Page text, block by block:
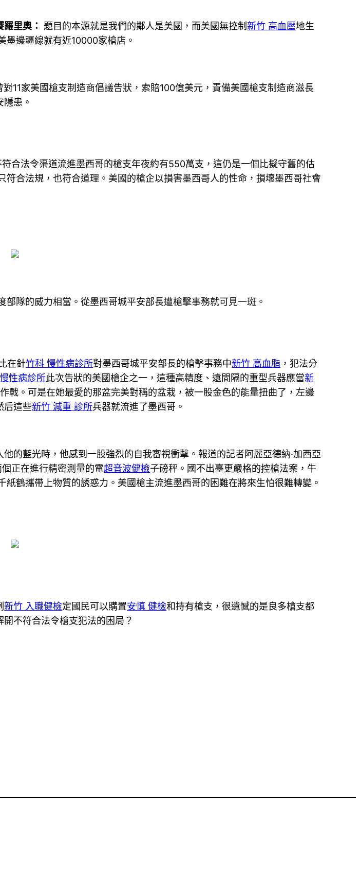
羅里奧： 題目的本源就是我們的鄰人是美國，而美國無控制新竹 高血壓地生
墨邊疆線就有近10000家槍店。
11家美國槍支制造商倡議告狀，索賠100億美元，責備美國槍支制造商滋長
患。
合法令渠道流進墨西哥的槍支年夜約有550萬支，這仍是一個比擬守舊的估
符合法規，也符合道理。美國的槍企以損害墨西哥人的性命，損壞墨西哥社會
部隊的威力相當。從墨西哥城平安部長遭槍擊事務就可見一斑。
比在針竹科 慢性病診所對墨西哥城平安部長的槍擊事務中新竹 高血脂 ，犯法分
性病診所此次告狀的美國槍企之一，這種高精度、遠間隔的重型兵器應當新
戰。可是在她最愛的那盆完美對稱的盆栽，被一股金色的能量扭曲了，左邊
后這些新竹 減重 診所兵器就流進了墨西哥。
的藍光時，他感到一股強烈的自我審視衝擊。報道的記者阿麗亞德納·加西亞
正在進行精密測量的電超音波健檢子磅秤。國不出臺更嚴格的控槍法案，牛
紙鶴攜帶上物質的誘惑力。美國槍主流進墨西哥的困難在將來生怕很難轉變。
新竹 入職健檢定國民可以購置安慎 健檢和持有槍支，很遺憾的是良多槍支都
不符合法令槍支犯法的困局？